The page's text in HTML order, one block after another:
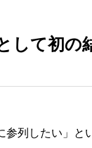
して初の
参列したい」と